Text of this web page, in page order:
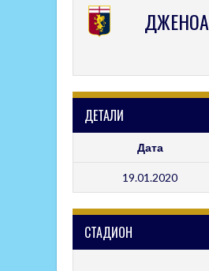
ДЖЕНОА
ДЕТАЛИ
Дата
19.01.2020
СТАДИОН